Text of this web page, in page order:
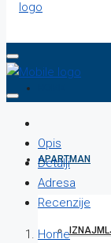
APARTMAN
Opis
Detalji
Adresa
Recenzije
Home